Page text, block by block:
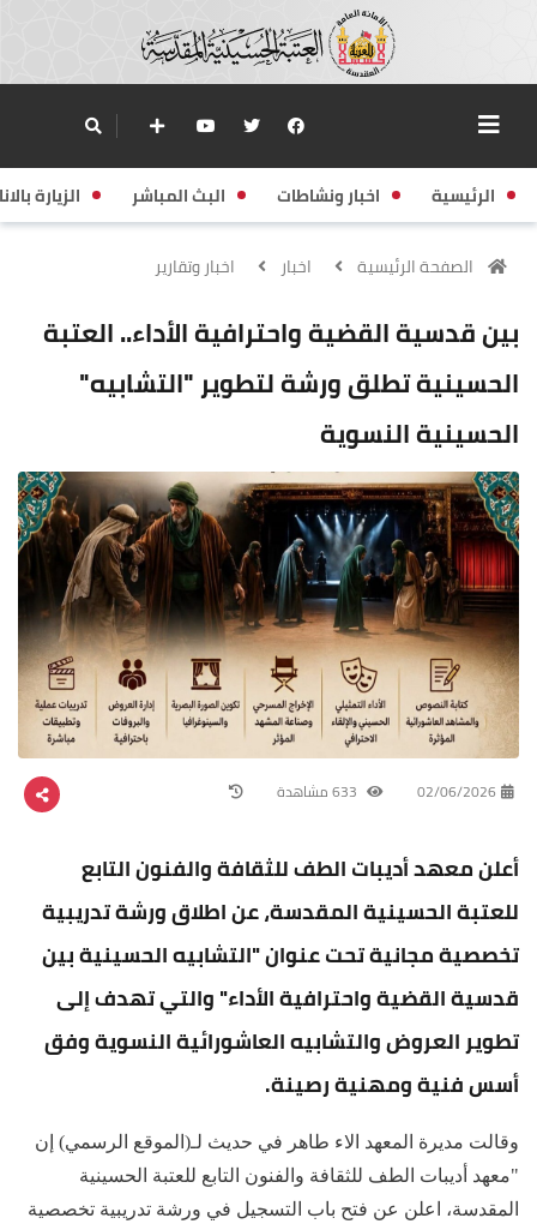
الرئيسية اخبار ونشاطات البث المباشر الزيارة
الصفحة الرئيسية اخبار اخبار وتقارير
بين قدسية القضية واحترافية الأداء.. العتبة
الحسينية تطلق ورشة لتطوير "التشابيه"
الحسينية النسوية
02/06/2026
أعلن معهد أديبات الطف للثقافة والفنون التابع
للعتبة الحسينية المقدسة، عن اطلاق ورشة تدريبية
تخصصية مجانية تحت عنوان "التشابيه الحسينية بين
قدسية القضية واحترافية الأداء" والتي تهدف إلى
تطوير العروض والتشابيه العاشورائية النسوية وفق
أسس فنية ومهنية رصينة.
وقالت مديرة المعهد الاء طاهر في حديث لـ(الموقع الرسمي) إن
"معهد أديبات الطف للثقافة والفنون التابع للعتبة الحسينية
المقدسة، اعلن عن فتح باب التسجيل في ورشة تدريبية تخصصية